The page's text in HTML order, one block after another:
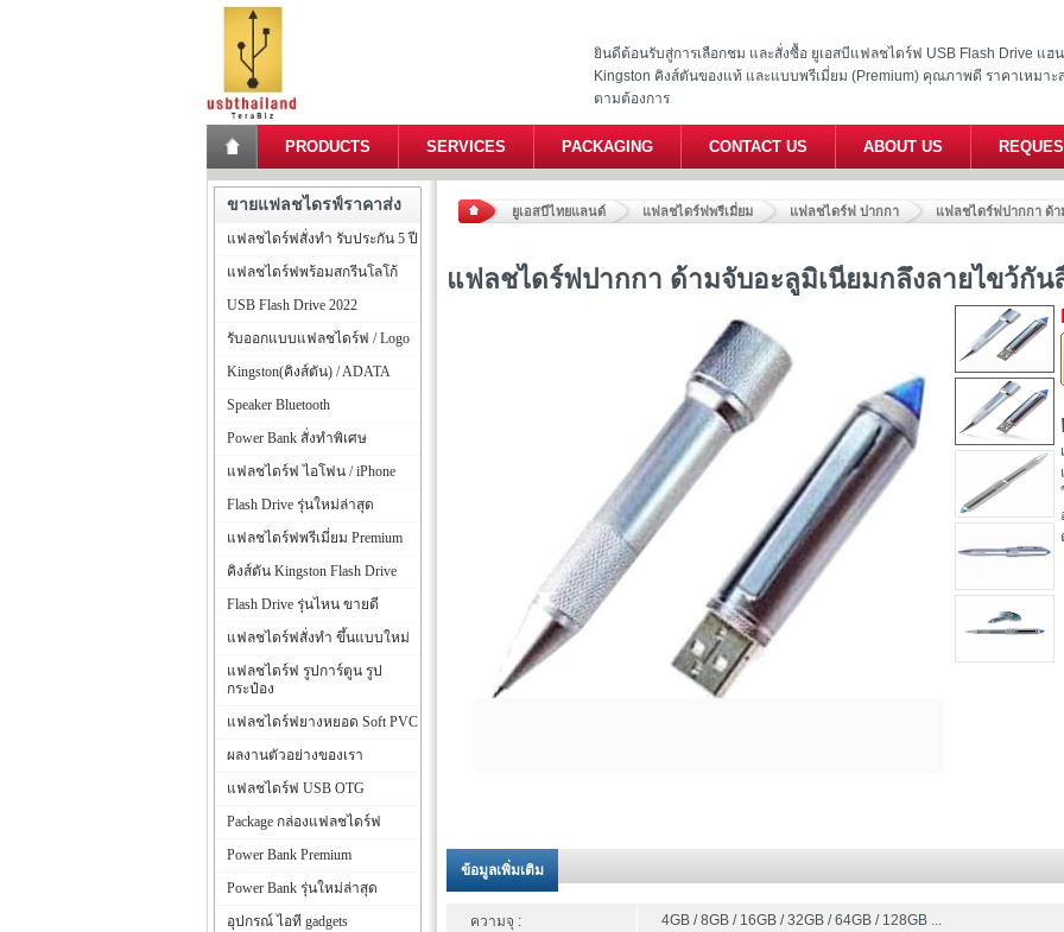
ยินดีต้อนรับสู่การเลือกชม และสั่งซื้อ ยูเอสบีแฟลชไดร์ฟ USB Flash Drive แฮ
Kingston คิงส์ตันของแท้ และแบบพรีเมี่ยม (Premium) คุณภาพดี ราคาเหมา
ตามต้องการ
PRODUCTS SERVICES PACKAGING CONTACT US ABOUT US
ยูเอสบีไทยแลนด์ แฟลชไดร์ฟพรีเมี่ยม แฟลชไดร์ฟ ปากกา แฟลชไดร์ฟปากกา ด้
แฟลชไดร์ฟปากกา ด้ามจับอะลูมิเนียมกลึงลายไขว้กั
ข้อมูลเพิ่มเติม
ความจุ : 4GB / 8GB / 16GB / 32GB / 64GB / 128GB ...
ขายแฟลชไดรฟ์ราคาส่ง
แฟลชไดร์ฟสั่งทำ รับประกัน 5 ปี
แฟลชไดร์ฟพร้อมสกรีนโลโก้
USB Flash Drive 2022
รับออกแบบแฟลชไดร์ฟ / Logo
Kingston(คิงส์ตัน) / ADATA
Speaker Bluetooth
Power Bank สั่งทำพิเศษ
แฟลชไดร์ฟ ไอโฟน / iPhone
Flash Drive รุ่นใหม่ล่าสุด
แฟลชไดร์ฟพรีเมี่ยม Premium
คิงส์ตัน Kingston Flash Drive
Flash Drive รุ่นไหน ขายดี
แฟลชไดร์ฟสั่งทำ ขึ้นแบบใหม่
แฟลชไดร์ฟ รูปการ์ตูน รูป
กระป๋อง
แฟลชไดร์ฟยางหยอด Soft PVC
ผลงานตัวอย่างของเรา
แฟลชไดร์ฟ USB OTG
Package กล่องแฟลชไดร์ฟ
Power Bank Premium
Power Bank รุ่นใหม่ล่าสุด
อุปกรณ์ ไอที gadgets